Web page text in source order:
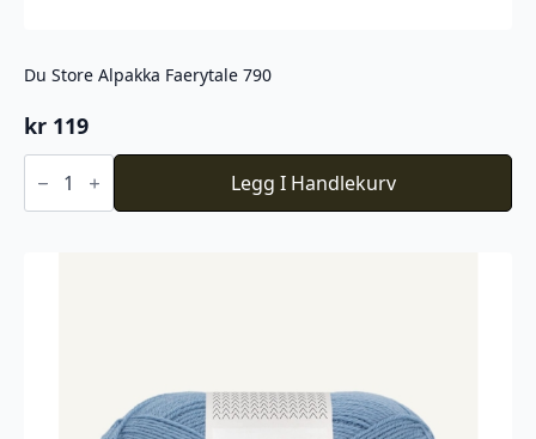
Du Store Alpakka Faerytale 790
kr 119
Du
Store
Faerytale
Legg I Handlekurv